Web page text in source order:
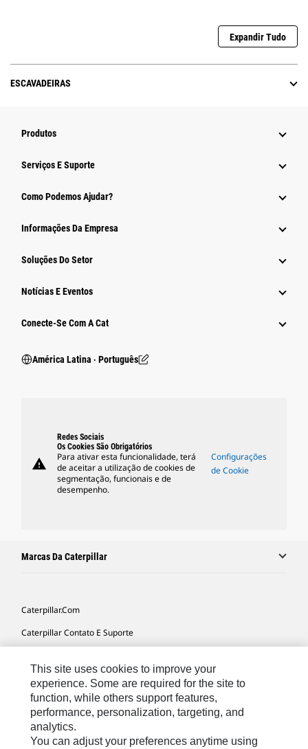
Expandir Tudo
ESCAVADEIRAS
Produtos
Serviços E Suporte
Como Podemos Ajudar?
Informações Da Empresa
Soluções Do Setor
Notícias E Eventos
Conecte-Se Com A Cat
América Latina ‧ Português
warning
Redes Sociais
Os Cookies São Obrigatórios
Para ativar esta funcionalidade, terá
de aceitar a utilização de cookies de
segmentação, funcionais e de
desempenho.
Configurações
de Cookie
Marcas Da Caterpillar
Caterpillar.com
Caterpillar Contato E Suporte
Mapa Do Local
Cookie Settings
Legal
Privacidade
This site uses cookies to improve your
experience. Some are required for the site to
function, while others support features,
performance, personalization, targeting, and
analytics.
You can adjust your preferences anytime using